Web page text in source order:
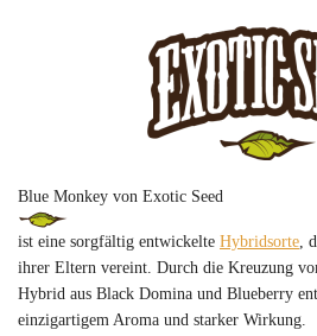
Blue Monkey von Exotic Seed
ist eine sorgfältig entwickelte Hybridsorte ,
ihrer Eltern vereint. Durch die Kreuzung
Hybrid aus Black Domina und Blueberry
einzigartigem Aroma und starker Wirkung.